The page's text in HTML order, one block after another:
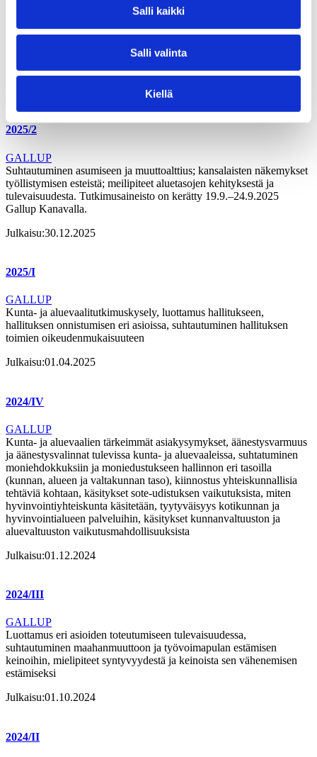
Salli kaikki
Salli valinta
Kiellä
Suomessa ja asuinkunnassa, mielipiteet lahjuksen antamisesta ja
ottamisesta, näkemykset vaikutusvallan jakautumisesta taloutta,
työllisyyttä ja kilpailukykyä koskevissa asioissa, tyytyväisyys eri
tahojen valtaan kotikunnassa. Tutkimusaineisto on kerätty 29.11.–
3.12.2025 Gallup Kanavalla.
2025/2
GALLUP
Suhtautuminen asumiseen ja muuttoalttius; kansalaisten näkemykset
työllistymisen esteistä; meilipiteet aluetasojen kehityksestä ja
tulevaisuudesta. Tutkimusaineisto on kerätty 19.9.–24.9.2025
Gallup Kanavalla.
Julkaisu:30.12.2025
2025/I
GALLUP
Kunta- ja aluevaalitutkimuskysely, luottamus hallitukseen,
hallituksen onnistumisen eri asioissa, suhtautuminen hallituksen
toimien oikeudenmukaisuuteen
Julkaisu:01.04.2025
2024/IV
GALLUP
Kunta- ja aluevaalien tärkeimmät asiakysymykset, äänestysvarmuus
ja äänestysvalinnat tulevissa kunta- ja aluevaaleissa, suhtatuminen
moniehdokkuksiin ja moniedustukseen hallinnon eri tasoilla
(kunnan, alueen ja valtakunnan taso), kiinnostus yhteiskunnallisia
tehtäviä kohtaan, käsitykset sote-udistuksen vaikutuksista, miten
hyvinvointiyhteiskunta käsitetään, tyytyväisyys kotikunnan ja
hyvinvointialueen palveluihin, käsitykset kunnanvaltuuston ja
aluevaltuuston vaikutusmahdollisuuksista
Julkaisu:01.12.2024
2024/III
GALLUP
Luottamus eri asioiden toteutumiseen tulevaisuudessa,
suhtautuminen maahanmuuttoon ja työvoimapulan estämisen
keinoihin, mielipiteet syntyvyydestä ja keinoista sen vähenemisen
estämiseksi
Julkaisu:01.10.2024
2024/II